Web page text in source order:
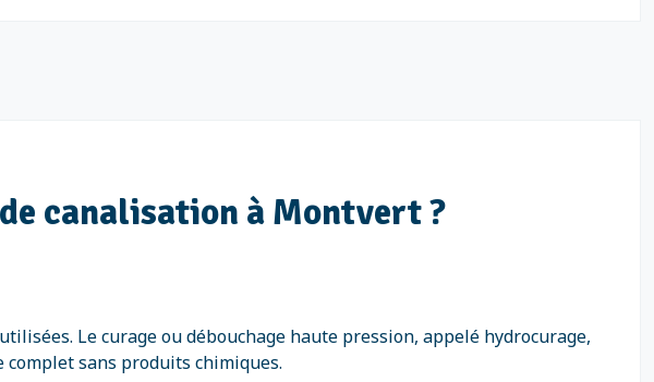
canalisation à Montvert ?
Le curage ou débouchage haute pression, appelé hydrocurage,
sans produits chimiques.